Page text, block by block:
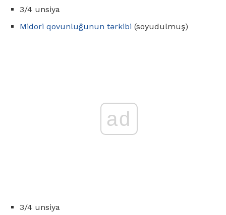
3/4 unsiya
Midori qovunluğunun tərkibi (soyudulmuş)
ad
3/4 unsiya